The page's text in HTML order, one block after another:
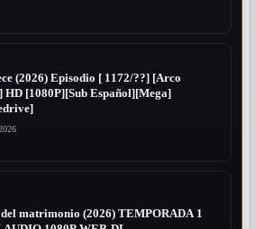
(2026) Episodio [ 1172/??] [Arco
HD [1080P][Sub Español][Mega]
matrimonio (2026) TEMPORADA 1